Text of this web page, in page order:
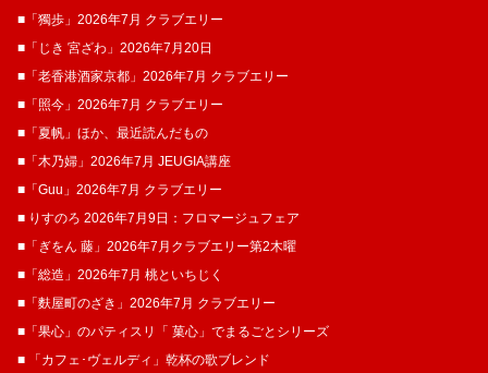
■「獨歩」2026年7月 クラブエリー
■「じき 宮ざわ」2026年7月20日
■「老香港酒家京都」2026年7月 クラブエリー
■「照今」2026年7月 クラブエリー
■「夏帆」ほか、最近読んだもの
■「木乃婦」2026年7月 JEUGIA講座
■「Guu」2026年7月 クラブエリー
■ りすのろ 2026年7月9日：フロマージュフェア
■「ぎをん 藤」2026年7月クラブエリー第2木曜
■「総造」2026年7月 桃といちじく
■「麩屋町のざき」2026年7月 クラブエリー
■「果心」のパティスリ「 菓​心」でまるごとシリーズ
■ 「カフェ･ヴェルディ」乾杯の歌ブレンド